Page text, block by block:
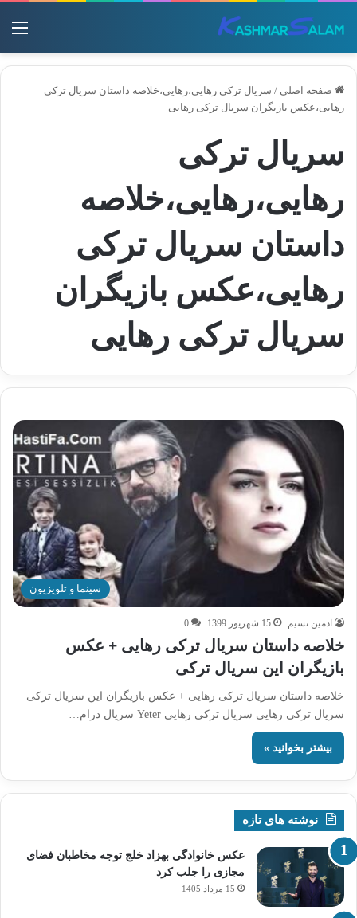
صفحه اصلی / سریال ترکی رهایی،رهایی،خلاصه داستان سریال ترکی
رهایی،عکس بازیگران سریال ترکی رهایی
سریال ترکی
رهایی،رهایی،خلاصه
داستان سریال ترکی
رهایی،عکس بازیگران
سریال ترکی رهایی
سینما و تلویزیون
ادمین نسیم 15 شهریور 1399 0
خلاصه داستان سریال ترکی رهایی + عکس
بازیگران این سریال ترکی
خلاصه داستان سریال ترکی رهایی + عکس بازیگران این سریال ترکی
سریال ترکی رهایی سریال ترکی رهایی Yeter سریال درام…
بیشتر بخوانید »
نوشته های تازه
عکس خانوادگی بهزاد خلج توجه مخاطبان فضای
مجازی را جلب کرد
15 مرداد 1405